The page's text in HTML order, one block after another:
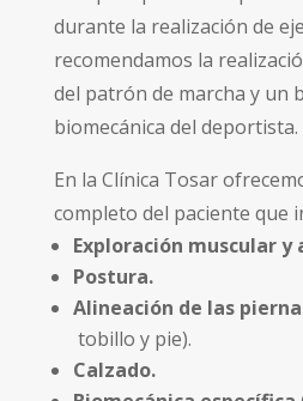
durante la realización de
recomendamos la
del patrón de marcha y un
biomecánica del deportista.
En la Clínica Tosar
completo del paciente que
Exploración muscular
Postura.
Alineación de las
tobillo y pie).
Calzado.